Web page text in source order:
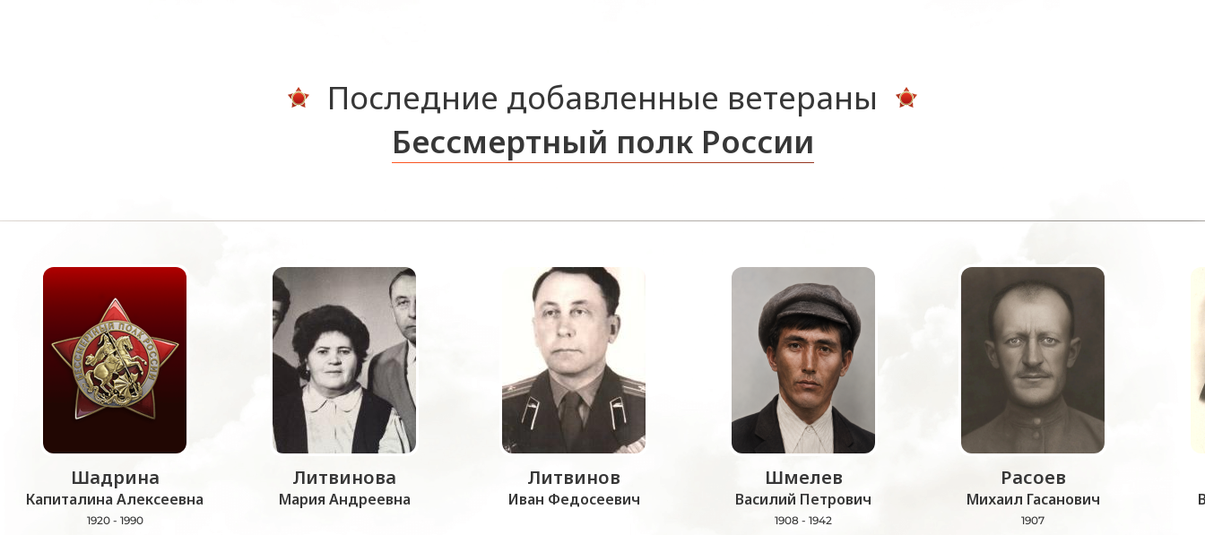
Последние добавленные ветераны
Бессмертный полк России
Шадрина
Капиталина Алексеевна
1920 - 1990
Литвинова
Мария Андреевна
Литвинов
Иван Федосеевич
Шмелев
Василий Петрович
1908 - 1942
Расоев
Михаил Гасанович
1907